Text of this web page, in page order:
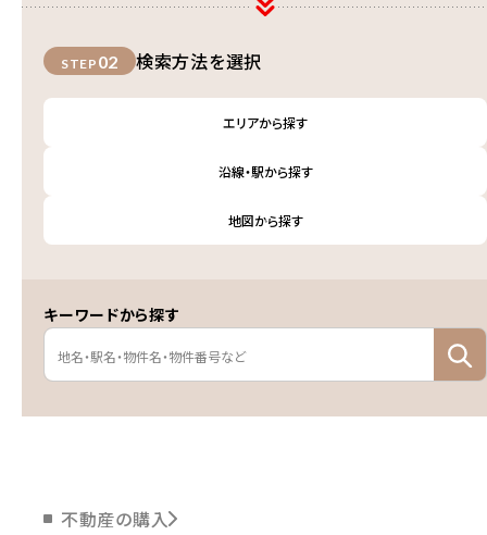
STEP 02 検索方法を選択
エリアから探す
沿線・駅から探す
地図から探す
キーワードから探す
不動産の購入